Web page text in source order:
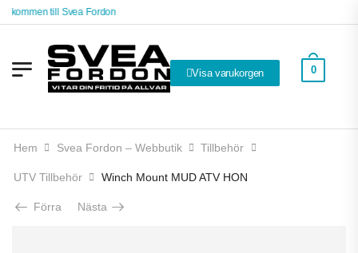
till Svea Fordon
Visa varukorgen 0
Hem Svea Fordon – Webbutik Tillbehör
UTV Tillbehör Winch Mount MUD ATV HON
Förra Nästa